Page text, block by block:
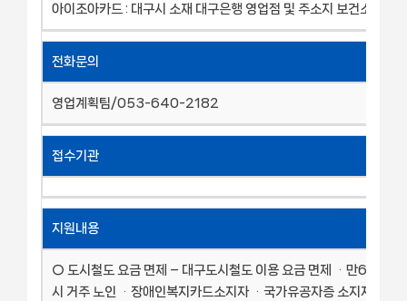
아이조아카드 : 대구시 소재 대구은행 영업점 및 주소지 보건소
전화문의
영업계획팀/053-640-2182
접수기관
지원내용
○ 도시철도 요금 면제 – 대구도시철도 이용 요금 면제 ᆞ만65세 이
시 거주 노인 ᆞ장애인복지카드소지자 ᆞ국가유공자증 소지자 ᆞ대